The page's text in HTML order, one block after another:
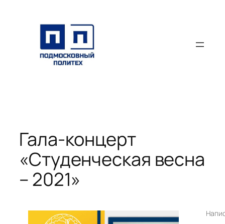
содержимому
Гала-концерт
«Студенческая весна
– 2021»